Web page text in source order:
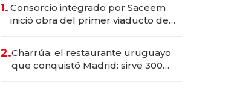
1. Consorcio integrado por Saceem
inició obra del primer viaducto de
millones
2.Charrúa, el restaurante uruguayo
que conquistó Madrid: sirve 300